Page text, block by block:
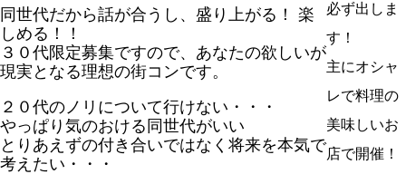
同世代だから話が合うし、盛り上がる！ 楽
しめる！！
３０代限定募集ですので、あなたの欲しいが
現実となる理想の街コンです。
２０代のノリについて行けない・・・
やっぱり気のおける同世代がいい
とりあえずの付き合いではなく将来を本気で
考えたい・・・
必ず出しま
す！
主にオシャ
レで料理の
美味しいお
店で開催！